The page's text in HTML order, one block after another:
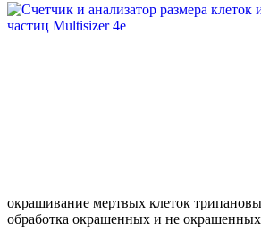
окрашивание мертвых клеток
обработка окрашенных и не окрашенных